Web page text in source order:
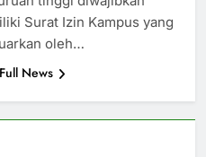
Surat Izin Kampus yang
oleh…
News